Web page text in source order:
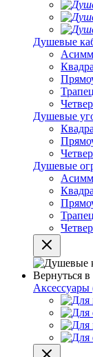
Душевые
Душевые
Душевые
Вернуться
Аксессуары